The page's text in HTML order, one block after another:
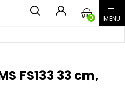
FS133 33 cm,